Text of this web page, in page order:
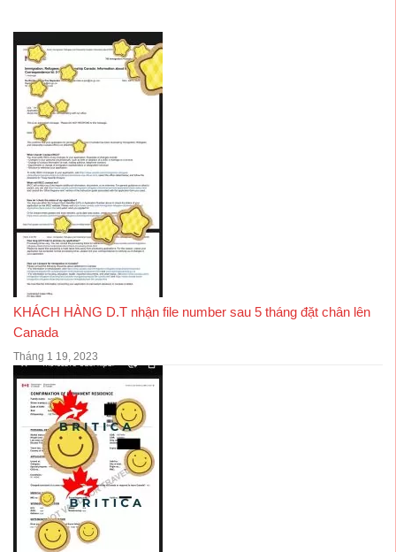
KHÁCH HÀNG D.T nhận file number sau 5 tháng đặt chân lên
Canada
Tháng 1 19, 2023